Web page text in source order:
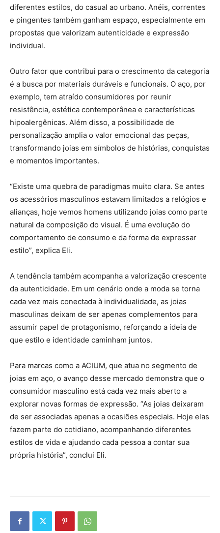
diferentes estilos, do casual ao urbano. Anéis, correntes
e pingentes também ganham espaço, especialmente em
propostas que valorizam autenticidade e expressão
individual.
Outro fator que contribui para o crescimento da categoria
é a busca por materiais duráveis e funcionais. O aço, por
exemplo, tem atraído consumidores por reunir
resistência, estética contemporânea e características
hipoalergênicas. Além disso, a possibilidade de
personalização amplia o valor emocional das peças,
transformando joias em símbolos de histórias, conquistas
e momentos importantes.
“Existe uma quebra de paradigmas muito clara. Se antes
os acessórios masculinos estavam limitados a relógios e
alianças, hoje vemos homens utilizando joias como parte
natural da composição do visual. É uma evolução do
comportamento de consumo e da forma de expressar
estilo”, explica Eli.
A tendência também acompanha a valorização crescente
da autenticidade. Em um cenário onde a moda se torna
cada vez mais conectada à individualidade, as joias
masculinas deixam de ser apenas complementos para
assumir papel de protagonismo, reforçando a ideia de
que estilo e identidade caminham juntos.
Para marcas como a ACIUM, que atua no segmento de
joias em aço, o avanço desse mercado demonstra que o
consumidor masculino está cada vez mais aberto a
explorar novas formas de expressão. “As joias deixaram
de ser associadas apenas a ocasiões especiais. Hoje elas
fazem parte do cotidiano, acompanhando diferentes
estilos de vida e ajudando cada pessoa a contar sua
própria história”, conclui Eli.